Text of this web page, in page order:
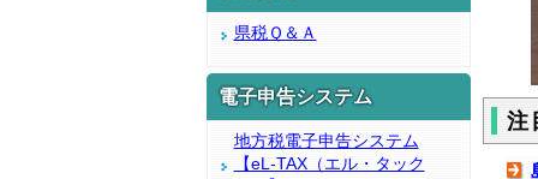
県税Ｑ＆Ａ
電子申告システム
地方税電子申告システム
【eL-TAX（エル・タック
注